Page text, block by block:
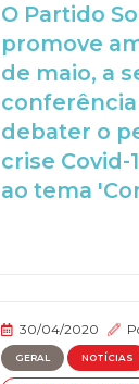
O Partido
promove
de maio, a
debater o
crise Covid-
ao tema
30/04/2020
GERAL NOTÍCIAS